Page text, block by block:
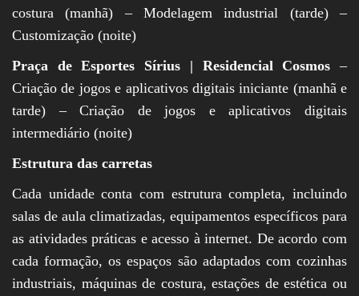
costura (manhã) – Modelagem industrial (tarde) –
Customização (noite)
Praça de Esportes Sírius | Residencial Cosmos
–
Criação de jogos e aplicativos digitais iniciante (manhã e
tarde) – Criação de jogos e aplicativos digitais
intermediário (noite)
Estrutura das carretas
Cada unidade conta com estrutura completa, incluindo
salas de aula climatizadas, equipamentos específicos para
as atividades práticas e acesso à internet. De acordo com
cada formação, os espaços são adaptados com cozinhas
industriais, máquinas de costura, estações de estética ou